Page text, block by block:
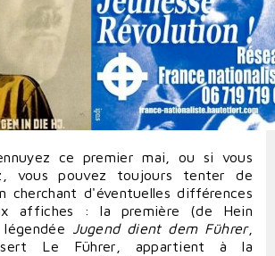
ce premier mai, ou si vous
vous pouvez toujours tenter de
cherchant d'éventuelles différences
affiches : la première (de Hein
Jugend dient dem Führer,
Le Führer, appartient à la